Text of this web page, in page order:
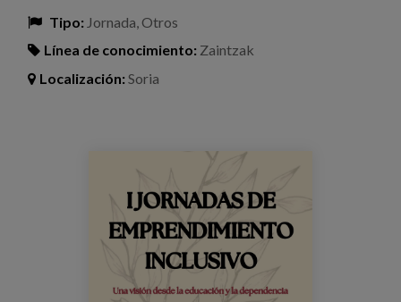
Canal de denuncias
Tipo: Jornada, Otros
Línea de conocimiento: Zaintzak
Localización:Soria